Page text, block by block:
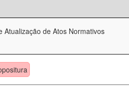
Atualização de Atos Normativos